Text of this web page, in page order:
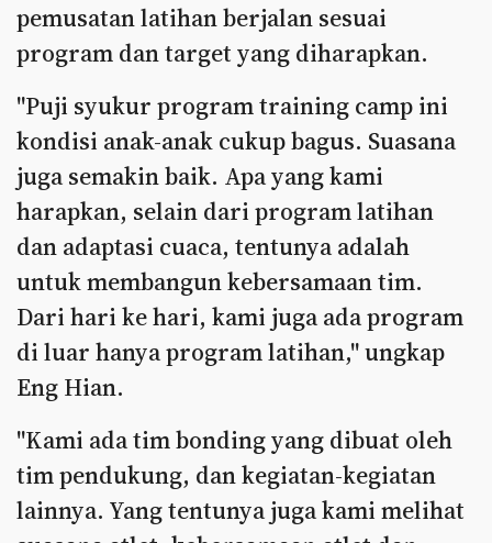
pemusatan latihan berjalan sesuai
program dan target yang diharapkan.
"Puji syukur program training camp ini
kondisi anak-anak cukup bagus. Suasana
juga semakin baik. Apa yang kami
harapkan, selain dari program latihan
dan adaptasi cuaca, tentunya adalah
untuk membangun kebersamaan tim.
Dari hari ke hari, kami juga ada program
di luar hanya program latihan," ungkap
Eng Hian.
"Kami ada tim bonding yang dibuat oleh
tim pendukung, dan kegiatan-kegiatan
lainnya. Yang tentunya juga kami melihat